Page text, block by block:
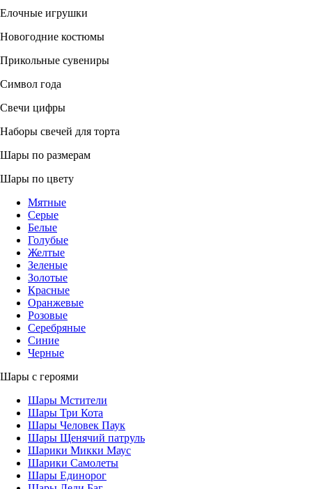
Елочные игрушки
Новогодние костюмы
Прикольные сувениры
Символ года
Свечи цифры
Наборы свечей для торта
Шары по размерам
Шары по цвету
Мятные
Серые
Белые
Голубые
Желтые
Зеленые
Золотые
Красные
Оранжевые
Розовые
Серебряные
Синие
Черные
Шары с героями
Шары Мстители
Шары Три Кота
Шары Человек Паук
Шары Щенячий патруль
Шарики Микки Маус
Шарики Самолеты
Шары Единорог